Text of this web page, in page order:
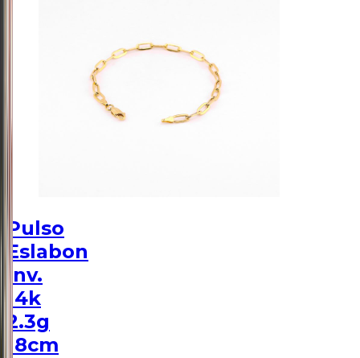
Pulso
Eslabon
Inv.
14k
2.3g
18cm